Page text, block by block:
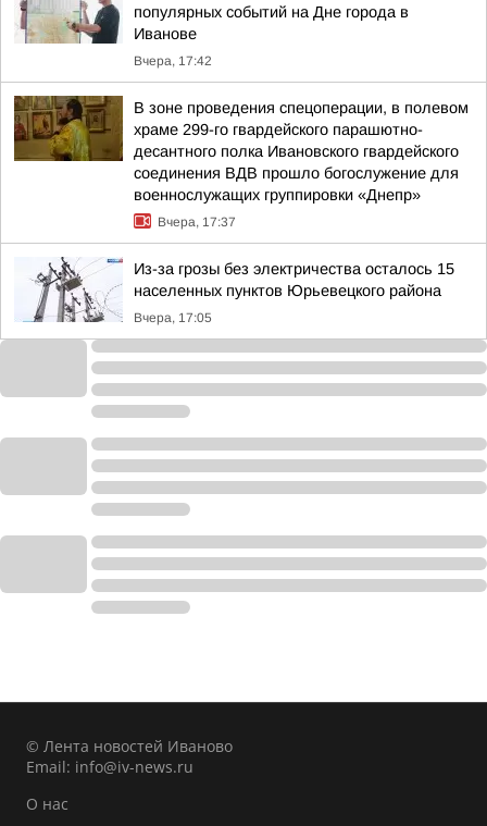
популярных событий на Дне города в
Иванове
Вчера, 17:42
В зоне проведения спецоперации, в полевом
храме 299-го гвардейского парашютно-
десантного полка Ивановского гвардейского
соединения ВДВ прошло богослужение для
военнослужащих группировки «Днепр»
Вчера, 17:37
Из-за грозы без электричества осталось 15
населенных пунктов Юрьевецкого района
Вчера, 17:05
© Лента новостей Иваново
Email: info@iv-news.ru
О нас